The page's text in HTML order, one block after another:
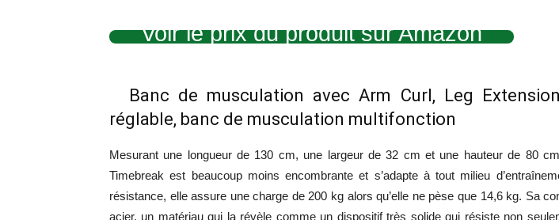
Voir le prix du produit sur Amazon
Banc de musculation avec Arm Curl, Leg
réglable, banc de musculation multifonction
Mesurant une longueur de 130 cm, une largeur de 32 cm et une hauteur de 80
Timebreak est beaucoup moins encombrante et s’adapte à tout milieu
résistance, elle assure une charge de 200 kg alors qu’elle ne pèse que 14,6 kg. Sa
acier, un matériau qui la révèle comme un dispositif très solide qui résiste non